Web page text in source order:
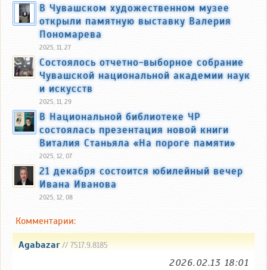
В Чувашском художественном музее
открыли памятную выставку Валерия
Пономарева
2025, 11, 27
Состоялось отчетно-выборное собрание
Чувашской национальной академии наук
и искусств
2025, 11, 29
В Национальной библиотеке ЧР
состоялась презентация новой книги
Виталия Станьяла «На пороге памяти»
2025, 12, 07
21 декабря состоится юбилейный вечер
Ивана Иванова
2025, 12, 08
Комментарии:
Agabazar// 7517.9.8185
2026.02.13 18:01